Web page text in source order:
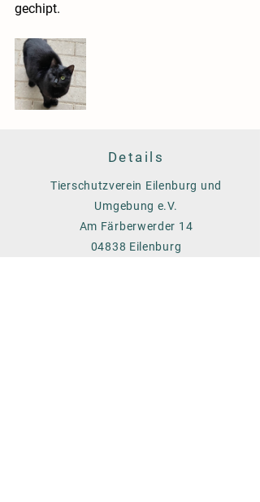
gechipt.
Details
Tierschutzverein Eilenburg und
Umgebung e.V.
Am Färberwerder 14
04838 Eilenburg